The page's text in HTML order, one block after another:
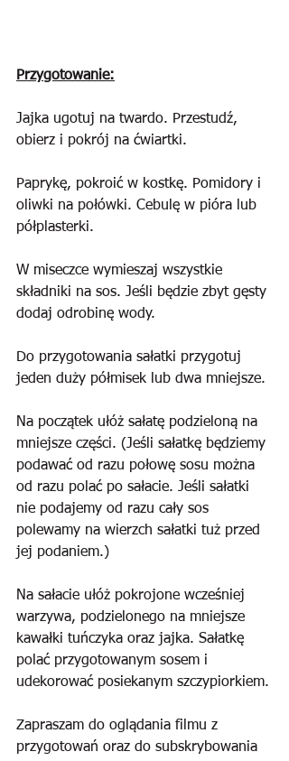
Przygotowanie:
Jajka ugotuj na twardo. Przestudź,
obierz i pokrój na ćwiartki.
Paprykę, pokroić w kostkę. Pomidory i
oliwki na połówki. Cebulę w pióra lub
półplasterki.
W miseczce wymieszaj wszystkie
składniki na sos. Jeśli będzie zbyt gęsty
dodaj odrobinę wody.
Do przygotowania sałatki przygotuj
jeden duży półmisek lub dwa mniejsze.
Na początek ułóż sałatę podzieloną na
mniejsze części. (Jeśli sałatkę będziemy
podawać od razu połowę sosu można
od razu polać po sałacie. Jeśli sałatki
nie podajemy od razu cały sos
polewamy na wierzch sałatki tuż przed
jej podaniem.)
Na sałacie ułóż pokrojone wcześniej
warzywa, podzielonego na mniejsze
kawałki tuńczyka oraz jajka. Sałatkę
polać przygotowanym sosem i
udekorować posiekanym szczypiorkiem.
Zapraszam do oglądania filmu z
przygotowań oraz do subskrybowania